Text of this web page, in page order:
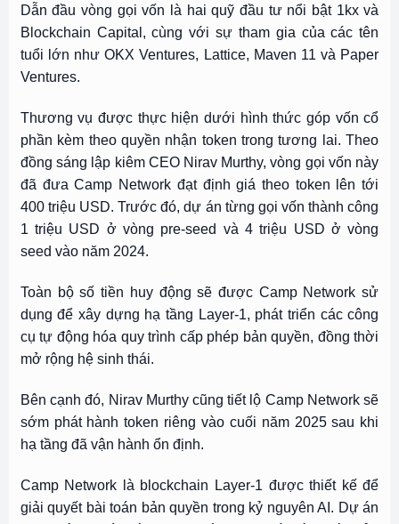
Dẫn đầu vòng gọi vốn là hai quỹ đầu tư nổi bật 1kx và
Blockchain Capital, cùng với sự tham gia của các tên
tuổi lớn như OKX Ventures, Lattice, Maven 11 và Paper
Ventures.
Thương vụ được thực hiện dưới hình thức góp vốn cổ
phần kèm theo quyền nhận token trong tương lai. Theo
đồng sáng lập kiêm CEO Nirav Murthy, vòng gọi vốn này
đã đưa Camp Network đạt định giá theo token lên tới
400 triệu USD. Trước đó, dự án từng gọi vốn thành công
1 triệu USD ở vòng pre-seed và 4 triệu USD ở vòng
seed vào năm 2024.
Toàn bộ số tiền huy động sẽ được Camp Network sử
dụng để xây dựng hạ tầng Layer-1, phát triển các công
cụ tự động hóa quy trình cấp phép bản quyền, đồng thời
mở rộng hệ sinh thái.
Bên cạnh đó, Nirav Murthy cũng tiết lộ Camp Network sẽ
sớm phát hành token riêng vào cuối năm 2025 sau khi
hạ tầng đã vận hành ổn định.
Camp Network là blockchain Layer-1 được thiết kế để
giải quyết bài toán bản quyền trong kỷ nguyên AI. Dự án